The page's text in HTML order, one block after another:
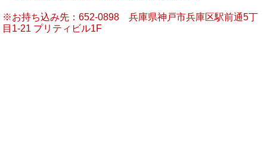
※お持ち込み先：652-0898 兵庫県神戸市兵庫区駅前通5丁
目1-21 プリティビル1F